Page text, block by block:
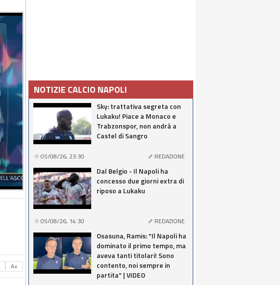
A+
NOTIZIE CALCIO NAPOLI
Sky: trattativa segreta con
Lukaku! Piace a Monaco e
Trabzonspor, non andrà a
Castel di Sangro
05/08/26, 23:30 REDAZIONE
Dal Belgio - Il Napoli ha
concesso due giorni extra di
riposo a Lukaku
05/08/26, 14:30 REDAZIONE
Osasuna, Ramis: "Il Napoli ha
dominato il primo tempo, ma
aveva tanti titolari! Sono
contento, noi sempre in
partita" | VIDEO